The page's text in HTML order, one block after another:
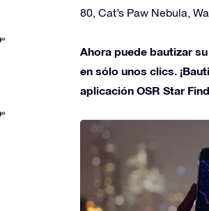
80, Cat’s Paw Nebula,
Ahora puede bautizar
en sólo unos clics.
aplicación OSR Star